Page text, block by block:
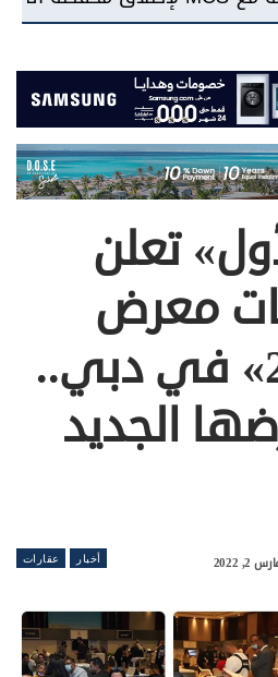
تعلن
معرض
«مصر 2030» في دبي..
الجديد
أخبار عقارات 2, 2022